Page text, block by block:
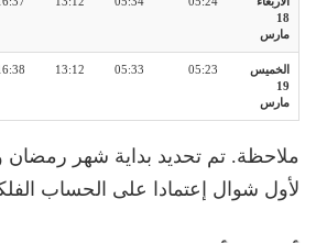
18
مارس
الخميس
19
مارس
05:23
05:33
13:12
ملاحظة. تم تحديد بداية شهر رمضان
لأول شوال إعتمادا على الحساب